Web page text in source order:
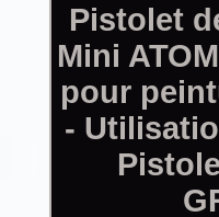
Pistolet
Mini
pour
-